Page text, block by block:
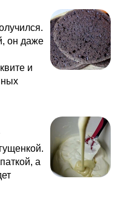
он даже
и
а